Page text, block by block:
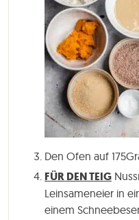
Den Ofen auf
FÜR DEN TEIG
Leinsameneier in
einem